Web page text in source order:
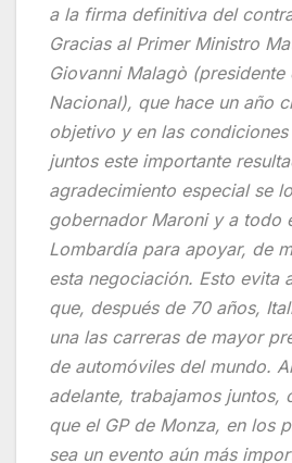
a la firma definitiva del
Gracias al Primer Ministro
Giovanni Malagò (presidente
Nacional), que hace un año
objetivo y en las
juntos este importante
agradecimiento especial se
gobernador Maroni y a todo
Lombardía para apoyar, de
esta negociación. Esto evita
que, después de 70 años,
una las carreras de mayor
de automóviles del mundo.
adelante, trabajamos juntos,
que el GP de Monza, en los
sea un evento aún más